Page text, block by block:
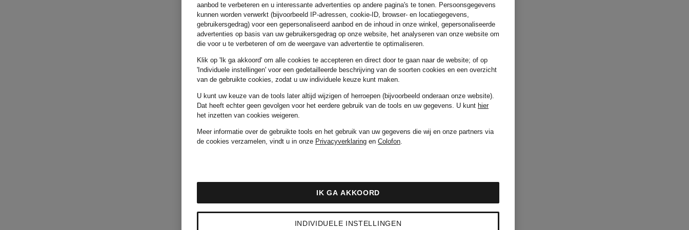
€ 289,99
Beste prijs:€ 246,49
Oorspronkelijk:
€ 379,95
aanbod te verbeteren en u interessante advertenties op andere pagina's te tonen. Persoonsgegevens
kunnen worden verwerkt (bijvoorbeeld IP-adressen, cookie-ID, browser- en locatiegegevens,
gebruikersgedrag) voor een gepersonaliseerd aanbod en de inhoud in onze winkel, gepersonaliseerde
advertenties op basis van uw gebruikersgedrag op onze website, het analyseren van onze website om
die voor u te verbeteren of om de weergave van advertentie te optimaliseren.
Klik op 'Ik ga akkoord' om alle cookies te accepteren en direct door te gaan naar de website; of op
'Individuele instellingen' voor een gedetailleerde beschrijving van de soorten cookies en een overzicht
van de gebruikte cookies, zodat u uw individuele keuze kunt maken.
U kunt uw keuze van de tools later altijd wijzigen of herroepen (bijvoorbeeld onderaan onze website).
Dat heeft echter geen gevolgen voor het eerdere gebruik van de tools en uw gegevens. U kunt hier
het inzetten van cookies weigeren.
Meer informatie over de gebruikte tools en het gebruik van uw gegevens die wij en onze partners via
de cookies verzamelen, vindt u in onze Privacyverklaring en Colofon.
INDIVIDUELE INSTELLINGEN
IK GA AKKOORD